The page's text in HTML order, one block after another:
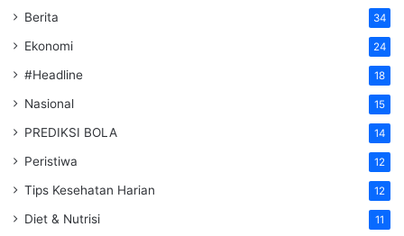
Berita 34
Ekonomi 24
#Headline 18
Nasional 15
PREDIKSI BOLA 14
Peristiwa 12
Tips Kesehatan Harian 12
Diet & Nutrisi 11